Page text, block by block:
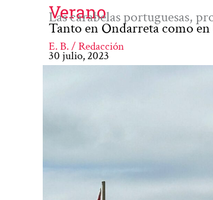
Verano
Las carabelas portuguesas,
Tanto en Ondarreta como
E. B. / Redacción
30 julio, 2023